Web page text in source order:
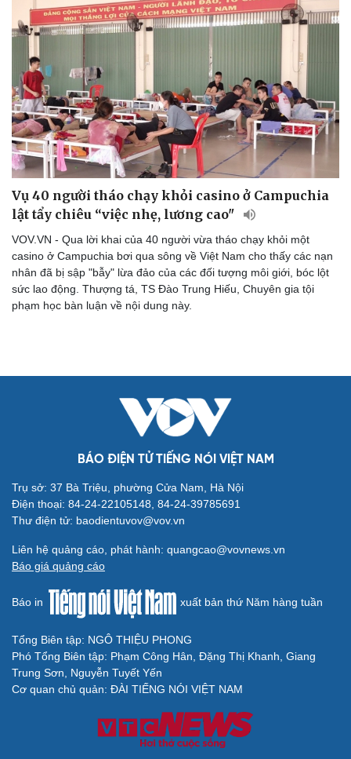
Vụ 40 người tháo chạy khỏi casino ở Campuchia
lật tẩy chiêu “việc nhẹ, lương cao"
VOV.VN - Qua lời khai của 40 người vừa tháo chạy khỏi một
casino ở Campuchia bơi qua sông về Việt Nam cho thấy các nạn
nhân đã bị sập "bẫy" lừa đảo của các đối tượng môi giới, bóc lột
sức lao động. Thượng tá, TS Đào Trung Hiếu, Chuyên gia tội
phạm học bàn luận về nội dung này.
BÁO ĐIỆN TỬ TIẾNG NÓI VIỆT NAM
Trụ sở: 37 Bà Triệu, phường Cửa Nam, Hà Nội
Điện thoại: 84-24-22105148, 84-24-39785691
Thư điện tử: baodientuvov@vov.vn
Liên hệ quảng cáo, phát hành: quangcao@vovnews.vn
Báo giá quảng cáo
Báo in xuất bản thứ Năm hàng tuần
Tổng Biên tập: NGÔ THIỆU PHONG
Phó Tổng Biên tập: Phạm Công Hân, Đặng Thị Khanh, Giang
Trung Sơn, Nguyễn Tuyết Yến
Cơ quan chủ quản: ĐÀI TIẾNG NÓI VIỆT NAM